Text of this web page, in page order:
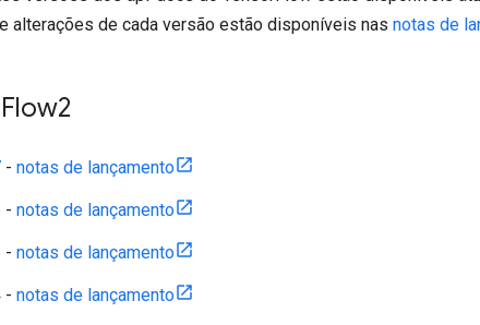
alterações de cada versão estão disponíveis nas notas de
Flow2
- notas de lançamento
- notas de lançamento
- notas de lançamento
- notas de lançamento